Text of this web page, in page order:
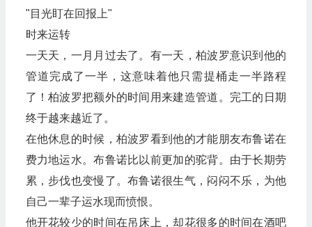
"目光盯在回报上"
时来运转
一天天，一月月过去了。有一天，柏波罗意识到他的
管道完成了一半，这意味着他只需提桶走一半路程
了！柏波罗把额外的时间用来建造管道。完工的日期
终于越来越近了。
在他休息的时候，柏波罗看到他的才能朋友布鲁诺在
费力地运水。布鲁诺比以前更加的驼背。由于长期劳
累，步伐也变慢了。布鲁诺很生气，闷闷不乐，为他
自己一辈子运水现而愤恨。
他开花较少的时间在吊床上，却花很多的时间在酒吧